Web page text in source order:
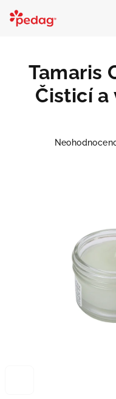
obsah
Tamaris
Čisticí
Průměrné
Asistent Pedag